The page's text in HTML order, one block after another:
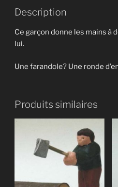
Description
Ce garçon donne les mains à
lui.
Une farandole? Une ronde
Produits similaires